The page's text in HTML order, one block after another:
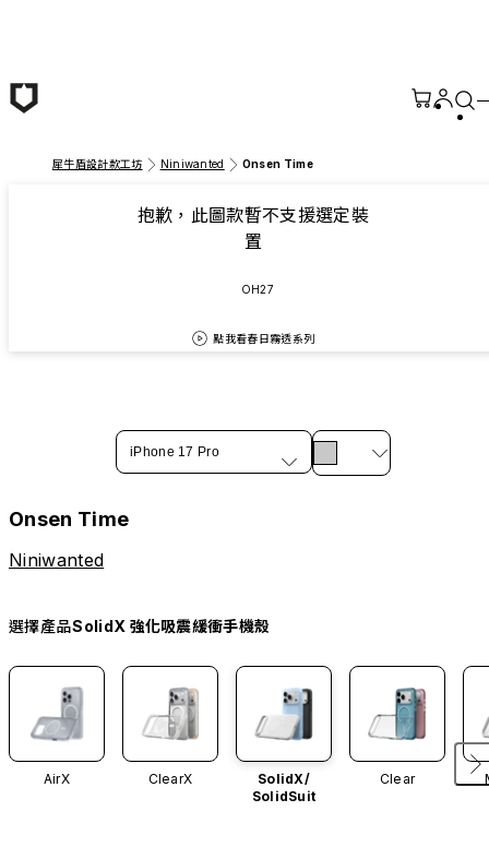
犀牛盾設計款工坊 Niniwanted Onsen Time
抱歉，此圖款暫不支援選定裝
置
OH27
點我看春日霧透系列
iPhone 17 Pro
Onsen Time
Niniwanted
選擇產品SolidX 強化吸震緩衝手機殼
AirX ClearX
SolidX/
SolidSuit
Clear